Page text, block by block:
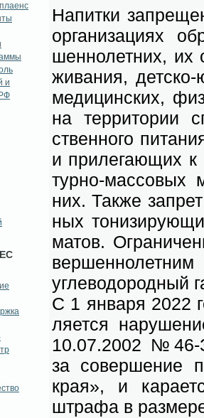
и
На­пит­ки
ор­га­ни­за­ци­ях
шен­но­лет­них, их
жи­ва­ния, дет­ско-
ме­ди­цин­ских,
на тер­ри­то­рии
ствен­но­го
и при­ле­га­ю­щих к
тур­но-мас­со­вых
них. Так­же
ных
ма­тов.
угле­во­до­род­ный
С 1 ян­ва­ря 2022
ля­ет­ся
10.07.2002 №46-
за со­вер­ше­ние
края», и
штра­фа в